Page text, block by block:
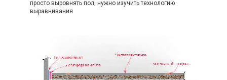
просто выровнять пол, нужно изучить технологию
выравнивания